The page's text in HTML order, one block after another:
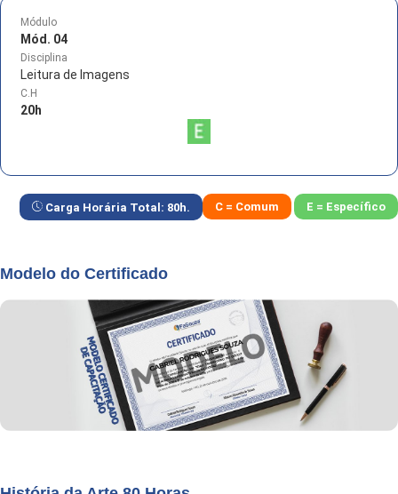
Módulo
Mód. 04
Disciplina
Leitura de Imagens
C.H
20h
Carga Horária Total: 80h. C = Comum E = Específico
Modelo do Certificado